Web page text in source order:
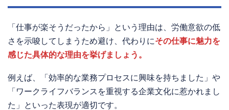
「仕事が楽そうだったから」という理由は、労働意欲の低
さを示唆してしまうため避け、代わりにその仕事に魅力を
感じた具体的な理由を挙げましょう。
例えば、「効率的な業務プロセスに興味を持ちました」や
「ワークライフバランスを重視する企業文化に惹かれまし
た」といった表現が適切です。